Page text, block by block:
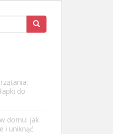
do
domu: jak
i uniknąć